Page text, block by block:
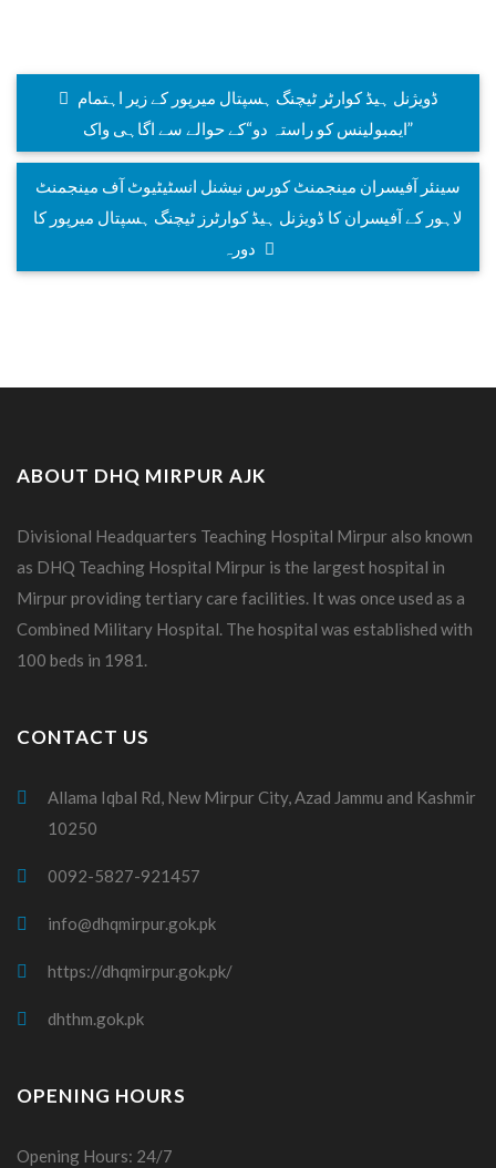
”ایمبولینس کو راستہ دو“کے حوالے سے اگاہی واک
سینئر آفیسران مینجمنٹ کورس نیشنل انسٹیٹیوٹ آف مینجمنٹ
لاہور کے آفیسران کا ڈویژنل ہیڈ کوارٹرز ٹیچنگ ہسپتال میرپور کا
ABOUT DHQ MIRPUR AJK
Divisional Headquarters Teaching Hospital Mirpur also known
as DHQ Teaching Hospital Mirpur is the largest hospital in
Mirpur providing tertiary care facilities. It was once used as a
Combined Military Hospital. The hospital was established with
100 beds in 1981.
CONTACT US
Allama Iqbal Rd, New Mirpur City, Azad Jammu and Kashmir
10250
0092-5827-921457
info@dhqmirpur.gok.pk
https://dhqmirpur.gok.pk/
dhthm.gok.pk
OPENING HOURS
Opening Hours: 24/7